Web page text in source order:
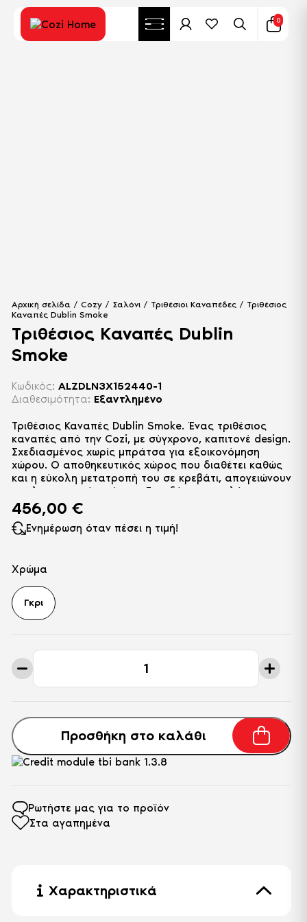
0
Αρχική σελίδα / Cozy/ Σαλόνι/ Τριθέσιοι Καναπέδες / Τριθέσιος
Καναπές Dublin Smoke
Τριθέσιος Καναπές Dublin
Smoke
Κωδικός: ALZDLN3X152440-1
Διαθεσιμότητα: Εξαντλημένο
Ενημέρωση όταν πέσει η τιμή!
Χρώμα
Γκρι
Τριθέσιος
Καναπές
Dublin
Προσθήκη στο καλάθι
Τριθέσιος Καναπές Dublin Smoke. Ένας τριθέσιος
καναπές από την Cozi, με σύγχρονο, καπιτονέ design.
Σχεδιασμένος χωρίς μπράτσα για εξοικονόμηση
χώρου. Ο αποθηκευτικός χώρος που διαθέτει καθώς
και η εύκολη μετατροπή του σε κρεβάτι, απογειώνουν
την λειτουργικότητά του. Επενδύεται με αλέκιαστο
ύφασμα υψηλής ποιότητας.
456,00 €
Χαρακτηριστικά
Ρωτήστε μας για το προϊόν
Στα αγαπημένα